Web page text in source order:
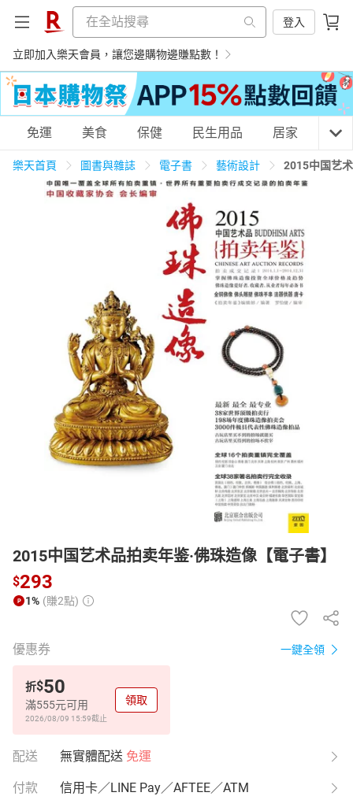
登入
立即加入樂天會員，讓您邊購物邊賺點數！
購物網分類
養生保健
運動休閒 親子玩具
男裝 化妝保養 情趣用品
日本購物 電子/紙本書
HOT
免運 美食 保健 民生用品 居家 3C
樂天首頁 圖書與雜誌 電子書 藝術設計 2015中国艺
2015中国艺术品拍卖年鉴·佛珠造像【電子書】
$293
1% (賺2點)
優惠券 一鍵全領
折$50
滿555元可用
2026/08/09 15:59截止
領取
配送 無實體配送 免運
付款 信用卡／LINE Pay／AFTEE／ATM